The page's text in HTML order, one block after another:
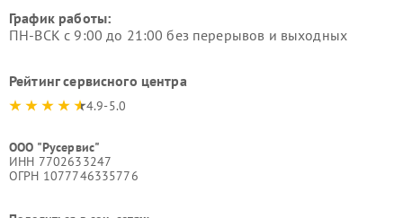
График работы:
ПН-ВСК с 9:00 до 21:00 без перерывов и выходных
Рейтинг сервисного центра
4.9-5.0
ООО "Русервис"
ИНН 7702633247
ОГРН 1077746335776